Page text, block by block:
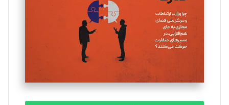
ملینا جعفری
تحریریه
مصطفی مسجدی آرانی
تحریریه